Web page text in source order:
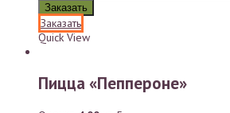
Заказать
Заказать
Quick View
Пицца «Пеппероне»